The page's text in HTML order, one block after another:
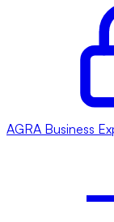
AGRA Business